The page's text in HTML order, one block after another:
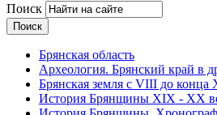
Поиск
Брянская область
Археология. Брянский край в
Брянская земля с VIII до конца
История Брянщины XIX - XX